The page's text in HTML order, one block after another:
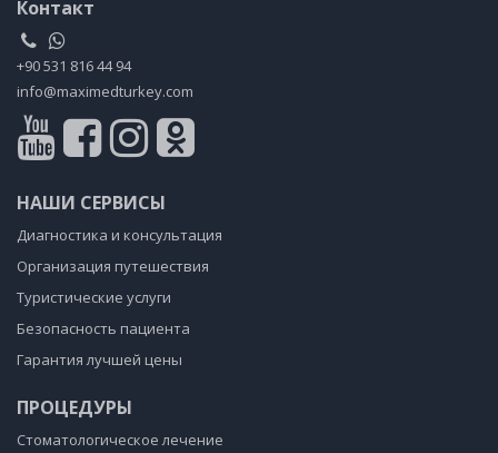
Контакт
+90 531 816 44 94
info@maximedturkey.com
НАШИ СЕРВИСЫ
Диагностика и консультация
Организация путешествия
Туристические услуги
Безопасность пациента
Гарантия лучшей цены
ПРОЦЕДУРЫ
Стоматологическое лечение